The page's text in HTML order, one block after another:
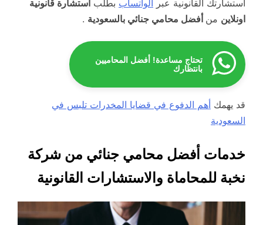
استشارتك القانونية عبر الواتساب بطلب استشارة قانونية
اونلاين من أفضل محامي جنائي بالسعودية .
تحتاج مساعدة! أفضل المحاميين
بانتظارك
قد يهمك أهم الدفوع في قضايا المخدرات تلبس في
السعودية
خدمات أفضل محامي جنائي من شركة
نخبة للمحاماة والاستشارات القانونية